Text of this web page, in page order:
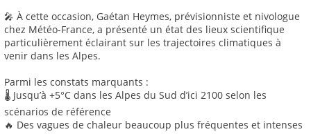
🎤 À cette occasion, Gaétan Heymes, prévisionniste et nivologue
chez Météo-France, a présenté un état des lieux scientifique
particulièrement éclairant sur les trajectoires climatiques à
venir dans les Alpes.
Parmi les constats marquants :
🌡️ Jusqu’à +5°C dans les Alpes du Sud d’ici 2100 selon les
scénarios de référence
🔥 Des vagues de chaleur beaucoup plus fréquentes et intenses